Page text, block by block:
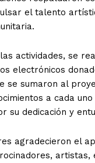
el talento
actividades, se
electrónicos
se sumaron al
a cada uno
su dedicación y
agradecieron el
artistas,